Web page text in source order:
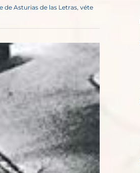
de Asturias de las Letras, véte